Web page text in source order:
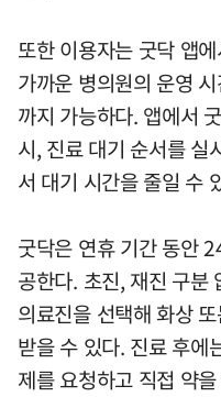
또한 이용자는 굿닥 앱
가까운 병의원의 운영
까지 가능하다. 앱에서
시, 진료 대기 순서를 실
서 대기 시간을 줄일 수
굿닥은 연휴 기간 동안
공한다. 초진, 재진 구분
의료진을 선택해 화상
받을 수 있다. 진료 후에
제를 요청하고 직접 약